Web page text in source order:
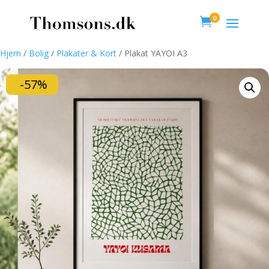
0
Hjem / Bolig / Plakater & Kort / Plakat YAYOI A3
-57%